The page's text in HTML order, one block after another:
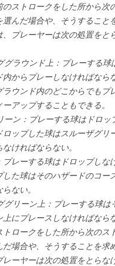
のストロークをした所から次
選んだ場合や、そうすること
、プレーヤーは次の処置をと
グラウンド上：プレーする球
内からプレーしなければなら
ラウンド内のどこからでもプ
アップすることもできる。
ーン：プレーする球はドロッ
ロップした球はスルーザグリ
ければならない。
プレーする球はドロップしな
した球はそのハザードのコー
ない。
グリーン上：プレーする球は
上にプレースしなければなら
トロークをした所から次のス
だ場合や、そうすることを求
レーヤーは次の処置をとらな